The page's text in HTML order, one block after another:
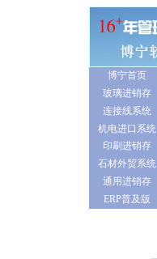
博宁首页
玻璃进销存
连接线系统
机电进口系统
印刷进销存
石材外贸系统
通用进销存
ERP普及版